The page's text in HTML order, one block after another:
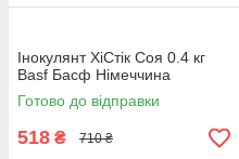
Інокулянт ХіСтік Соя 0.4 кг
Basf Басф Німеччина
Готово до відправки
518 ₴ 710 ₴